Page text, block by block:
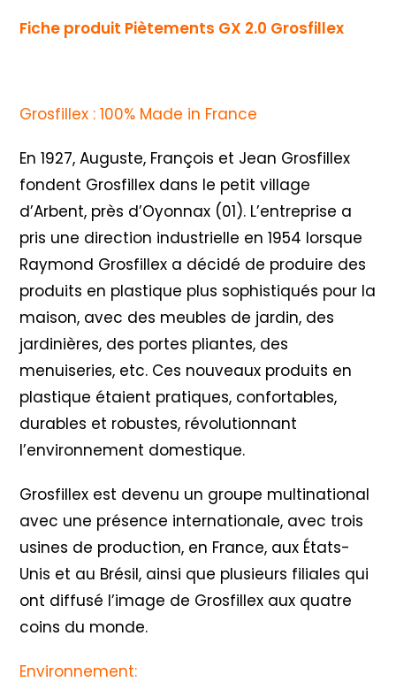
Fiche produit Piètements GX 2.0 Grosfillex
Grosfillex : 100% Made in France
En 1927, Auguste, François et Jean Grosfillex
fondent Grosfillex dans le petit village
d’Arbent, près d’Oyonnax (01). L’entreprise a
pris une direction industrielle en 1954 lorsque
Raymond Grosfillex a décidé de produire des
produits en plastique plus sophistiqués pour la
maison, avec des meubles de jardin, des
jardinières, des portes pliantes, des
menuiseries, etc. Ces nouveaux produits en
plastique étaient pratiques, confortables,
durables et robustes, révolutionnant
l’environnement domestique.
Grosfillex est devenu un groupe multinational
avec une présence internationale, avec trois
usines de production, en France, aux États-
Unis et au Brésil, ainsi que plusieurs filiales qui
ont diffusé l’image de Grosfillex aux quatre
coins du monde.
Environnement: